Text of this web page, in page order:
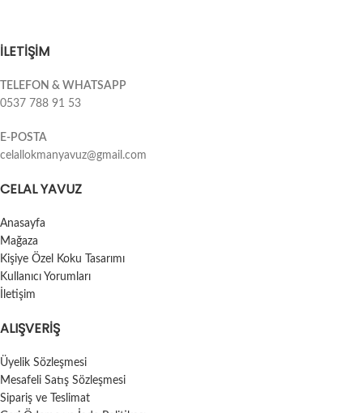
İLETİŞİM
TELEFON & WHATSAPP
0537 788 91 53
E-POSTA
celallokmanyavuz@gmail.com
CELAL YAVUZ
Anasayfa
Mağaza
Kişiye Özel Koku Tasarımı
Kullanıcı Yorumları
İletişim
ALIŞVERIŞ
Üyelik Sözleşmesi
Mesafeli Satış Sözleşmesi
Sipariş ve Teslimat